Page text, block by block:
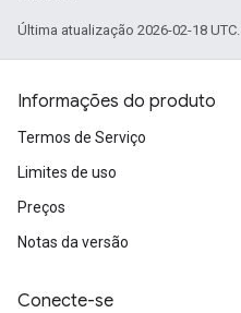
Última atualização 2026-02-18 UTC.
Informações do produto
Termos de Serviço
Limites de uso
Preços
Notas da versão
Conecte-se